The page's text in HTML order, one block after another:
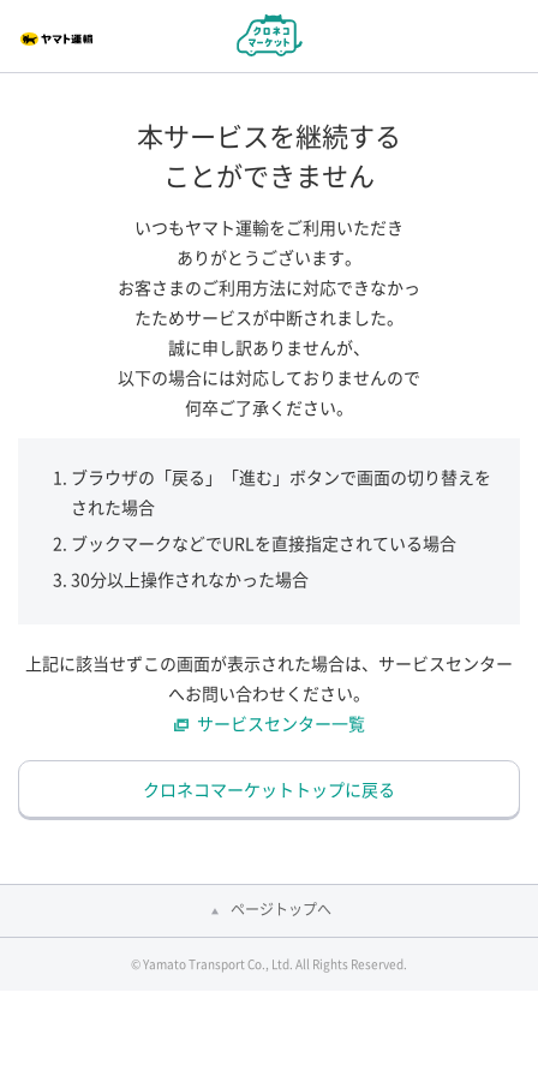
本サービスを継続する
ことができません
いつもヤマト運輸をご利用いただき
ありがとうございます。
お客さまのご利用方法に対応できなかっ
たためサービスが中断されました。
誠に申し訳ありませんが、
以下の場合には対応しておりませんので
何卒ご了承ください。
ブラウザの「戻る」「進む」ボタンで画面の切り替えを
された場合
ブックマークなどでURLを直接指定されている場合
30分以上操作されなかった場合
上記に該当せずこの画面が表示された場合は、サービスセンター
へお問い合わせください。
サービスセンター一覧
クロネコマーケットトップに戻る
ページトップへ
© Yamato Transport Co., Ltd. All Rights Reserved.